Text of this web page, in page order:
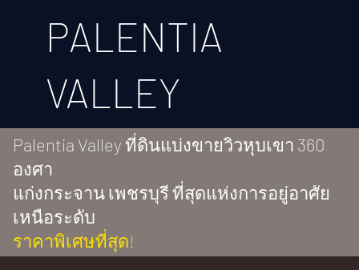
PALENTIA
VALLEY
Palentia Valley ที่ดินแบ่งขายวิวหุบเขา 360
องศา
แก่งกระจาน เพชรบุรี ที่สุดแห่งการอยู่อาศัย
เหนือระดับ
ราคาพิเศษที่สุด!